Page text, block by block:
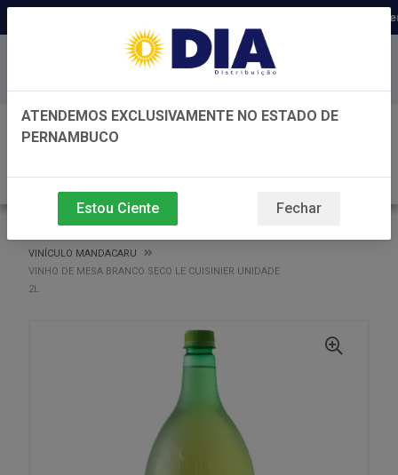
Distribuidora há 22 anos em
Baixe já nosso APP
VINÍCULO MANDACARU
VINHO DE MESA BRANCO SECO LE CUISINIER UNIDADE
2L
ATENDEMOS EXCLUSIVAMENTE NO ESTADO DE
PERNAMBUCO
Estou Ciente Fechar